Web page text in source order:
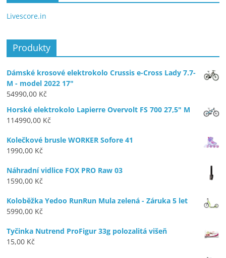
Livescore.in
Produkty
Dámské krosové elektrokolo Crussis e-Cross Lady 7.7-
M - model 2022 17"
54990,00 Kč
Horské elektrokolo Lapierre Overvolt FS 700 27,5" M
114990,00 Kč
Kolečkové brusle WORKER Sofore 41
1990,00 Kč
Náhradní vidlice FOX PRO Raw 03
1590,00 Kč
Koloběžka Yedoo RunRun Mula zelená - Záruka 5 let
5990,00 Kč
Tyčinka Nutrend ProFigur 33g polozalitá višeň
15,00 Kč